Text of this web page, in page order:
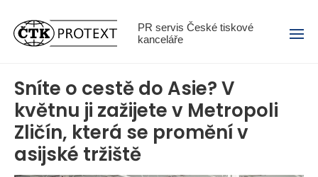
PR servis České tiskové
kanceláře
Menu
Sníte o cestě do Asie? V
květnu ji zažijete v Metropoli
Zličín, která se promění v
asijské tržiště